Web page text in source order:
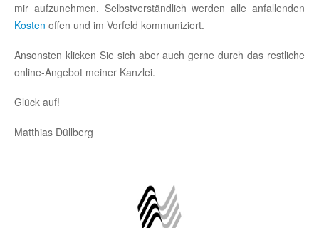
mir aufzunehmen. Selbstverständlich werden alle anfallenden
Kosten offen und im Vorfeld kommuniziert.
Ansonsten klicken Sie sich aber auch gerne durch das restliche
online-Angebot meiner Kanzlei.
Glück auf!
Matthias Düllberg